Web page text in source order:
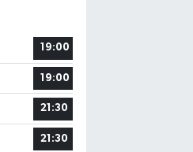
19:00
19:00
21:30
21:30